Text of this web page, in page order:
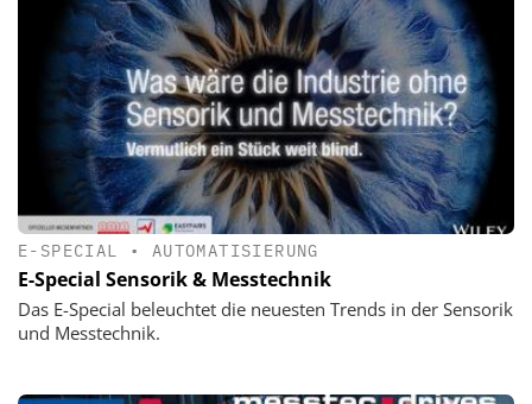
E-SPECIAL • AUTOMATISIERUNG
E-Special Sensorik & Messtechnik
Das E-Special beleuchtet die neuesten Trends in der Sensorik
und Messtechnik.